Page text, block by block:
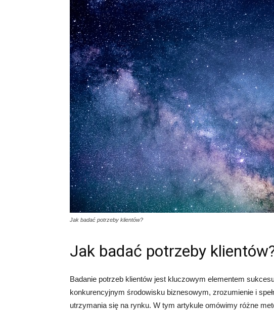
Jak badać potrzeby klientów?
Jak badać potrzeby
Badanie potrzeb klientów jest kluczowym elementem
konkurencyjnym środowisku biznesowym, zrozumienie i
utrzymania się na rynku. W tym artykule omówimy różne